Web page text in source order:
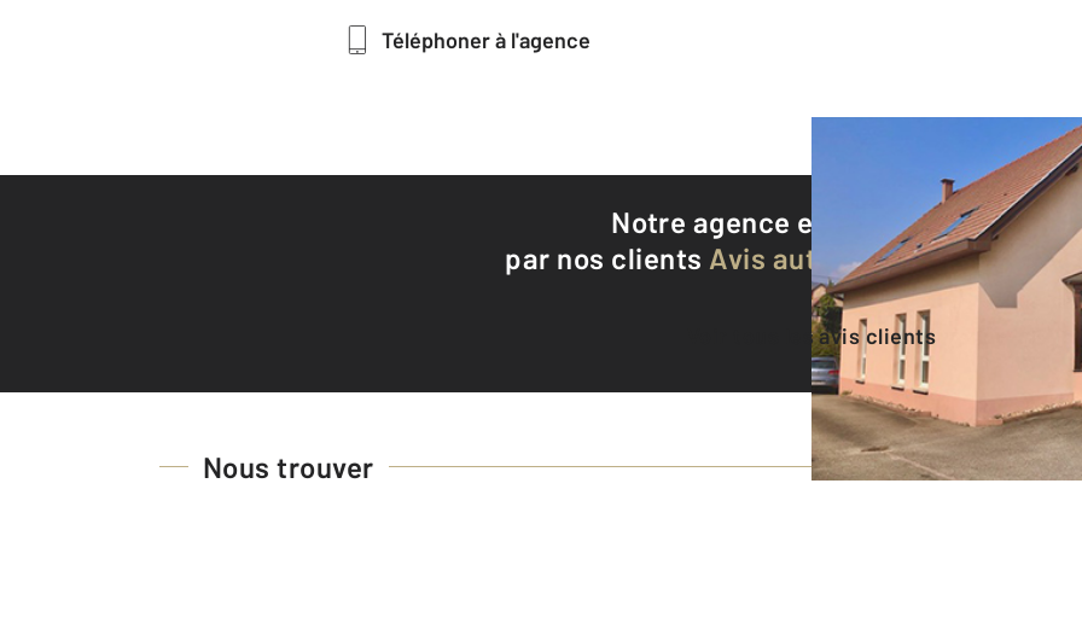
Téléphoner à l'agence
Notre agence est notée9,5/10
par nos clients Avis authentifiés par
Voir tous les avis clients
Nous trouver